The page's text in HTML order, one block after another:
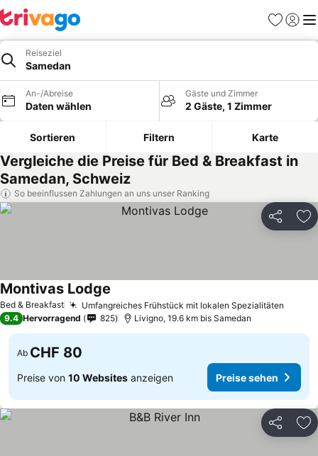
Favoriten
Reiseziel
Samedan
An-/Abreise
Daten wählen
Gäste und Zimmer
2 Gäste, 1 Zimmer
Sortieren Filtern Karte
Vergleiche die Preise für Bed & Breakfast in
Samedan, Schweiz
So beeinflussen Zahlungen an uns unser Ranking
Teilen
Bed & Breakfast Umfangreiches Frühstück mit lokalen Spezialitäten
Montivas Lodge
9.4 Hervorragend 825 Livigno, 19.6 km bis Samedan
Ab CHF 80
Preise von 10 Websites anzeigen Preise sehen
Teilen